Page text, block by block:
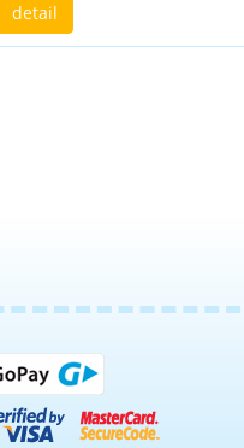
detail